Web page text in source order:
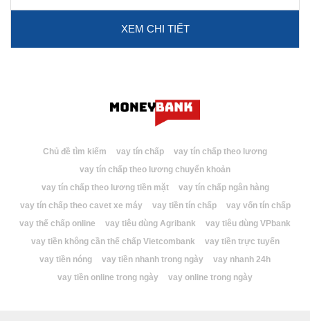
XEM CHI TIẾT
Chủ đề tìm kiếm vay tín chấp
vay tín chấp theo lương
vay tín chấp theo lương chuyển khoản
vay tín chấp theo lương tiền mặt
vay tín chấp ngân hàng
vay tín chấp theo cavet xe máy
vay tiền tín chấp
vay vốn tín chấp
vay thế chấp online
vay tiêu dùng Agribank
vay tiêu dùng VPbank
vay tiền không cần thế chấp Vietcombank
vay tiền trực tuyến
vay tiền nóng
vay tiền nhanh trong ngày
vay nhanh 24h
vay tiền online trong ngày
vay online trong ngày